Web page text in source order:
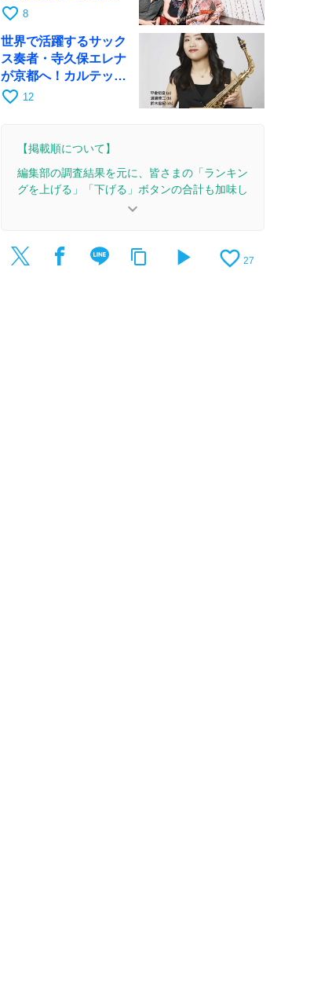
月6日にRAGでライブ
favorite_border 8
世界で活躍するサック
ス奏者・寺久保エレナ
が京都へ！カルテッ
ト・ツアー京都公演を
favorite_border 12
【掲載順について】
編集部の調査結果を元に、皆さまの「ランキン
グを上げる」「下げる」ボタンの合計も加味し
2026/6/8：1本のレビューを追加・更新。
2026/5/8：15本のレビューを追加・更新して、記
keyboard_arrow_down
content_copy play_arrow favorite_border 27